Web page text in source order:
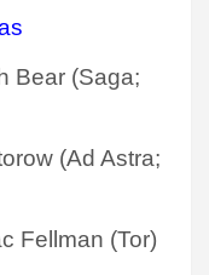
Bear (Saga;
(Ad Astra;
Fellman (Tor)